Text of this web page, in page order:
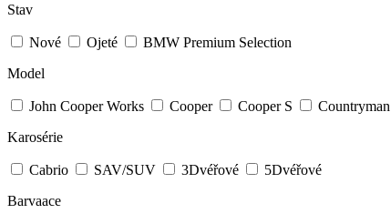
Stav
Nové Ojeté
BMW Premium Selection
Model
John Cooper Works Cooper Cooper S Countryman
Karosérie
Cabrio SAV/SUV 3Dvéřové
5Dvéřové
Barvaace